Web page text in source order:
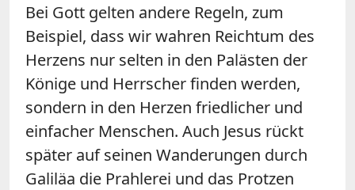
Bei Gott gelten andere Regeln, zum
Beispiel, dass wir wahren Reichtum des
Herzens nur selten in den Palästen der
Könige und Herrscher finden werden,
sondern in den Herzen friedlicher und
einfacher Menschen. Auch Jesus rückt
später auf seinen Wanderungen durch
Galiläa die Prahlerei und das Protzen